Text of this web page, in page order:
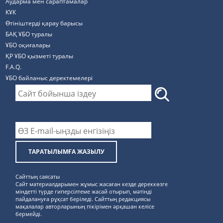
КҰК
Өтініштерді қарау барысы
БАҚ ҰБО туралы
ҰБО оқиғалары
ҚР ҰБО қызметі туралы
F.A.Q.
ҰБО байланыс деректемелерi
ТАРАТЫЛЫМҒА ЖАЗЫЛУ
Сайттың саясаты
Сайт материалдарымен жұмыс жасаған кезде дереккөзге
міндетті түрде гиперсілтеме жасай отырып, мәтінді
пайдалануға рұқсат беріледі. Сайттың редакциясы
мақалалар авторларының пікірімен әрқашан келісе
бермейді.